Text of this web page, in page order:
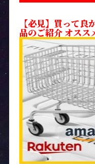
【必見】買って
品のご紹介 オス